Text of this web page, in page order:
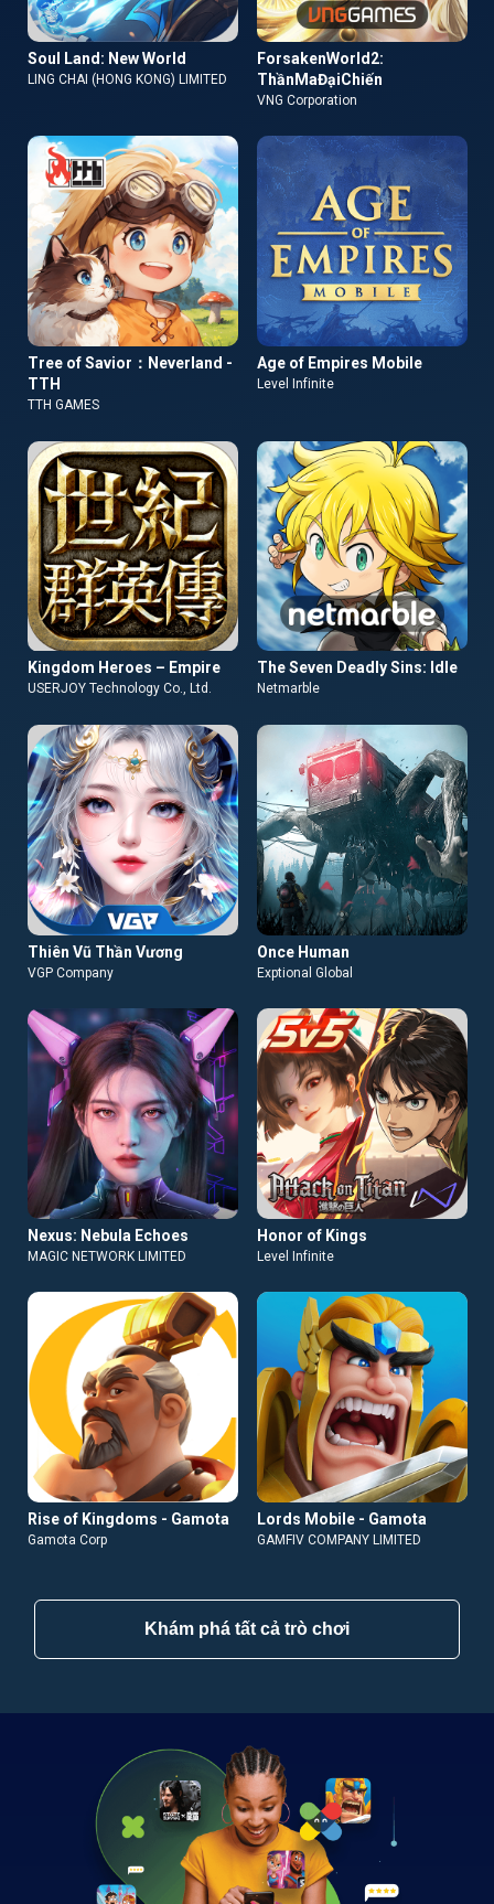
Soul Land: New World
LING CHAI (HONG KONG) LIMITED
ForsakenWorld2:
ThầnMaĐạiChiến
VNG Corporation
Tree of Savior：Neverland -
TTH
TTH GAMES
Age of Empires Mobile
Level Infinite
Kingdom Heroes – Empire
USERJOY Technology Co., Ltd.
The Seven Deadly Sins: Idle
Netmarble
Thiên Vũ Thần Vương
VGP Company
Once Human
Exptional Global
Nexus: Nebula Echoes
MAGIC NETWORK LIMITED
Honor of Kings
Level Infinite
Rise of Kingdoms - Gamota
Gamota Corp
Lords Mobile - Gamota
GAMFIV COMPANY LIMITED
Khám phá tất cả trò chơi